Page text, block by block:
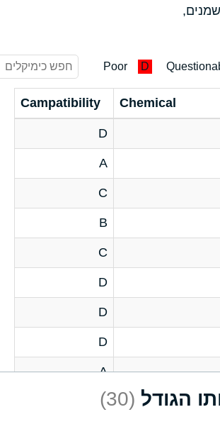
D
Poor
Chemical
Campatibility
D
A
C
B
C
D
D
D
A
D (30)